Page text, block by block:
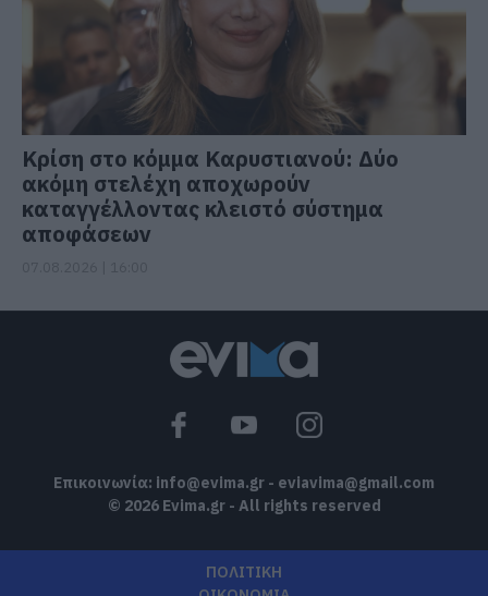
Κρίση στο κόμμα Καρυστιανού: Δύο
ακόμη στελέχη αποχωρούν
καταγγέλλοντας κλειστό σύστημα
αποφάσεων
Επικοινωνία: info@evima.gr - eviavima@gmail.com
© 2026 Evima.gr - All rights reserved
ΠΟΛΙΤΙΚΗ